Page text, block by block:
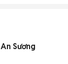
Sương